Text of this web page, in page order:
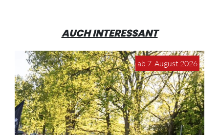
AUCH INTERESSANT
ab 7. August 2026